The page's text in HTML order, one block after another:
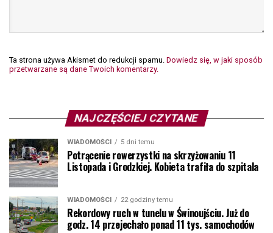
Ta strona używa Akismet do redukcji spamu. Dowiedz się, w jaki sposób
przetwarzane są dane Twoich komentarzy.
NAJCZĘŚCIEJ CZYTANE
WIADOMOŚCI 5 dni temu
Potrącenie rowerzystki na skrzyżowaniu 11
Listopada i Grodzkiej. Kobieta trafiła do szpitala
WIADOMOŚCI 22 godziny temu
Rekordowy ruch w tunelu w Świnoujściu. Już do
godz. 14 przejechało ponad 11 tys. samochodów